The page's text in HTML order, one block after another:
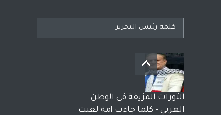
بعد معارك قضائية طاحنة كتب
وترافع فيها بنفسه مرة اخرى..
الشيخ طارق يوسف يقهر
الحكومة الأمريكية ، فأعطوه
الجنسية عن يد وهم صاغرون،
كلمة رئيس التحرير
الثورات المزيفة في الوطن
العربي - كلما جاءت امة لعنت